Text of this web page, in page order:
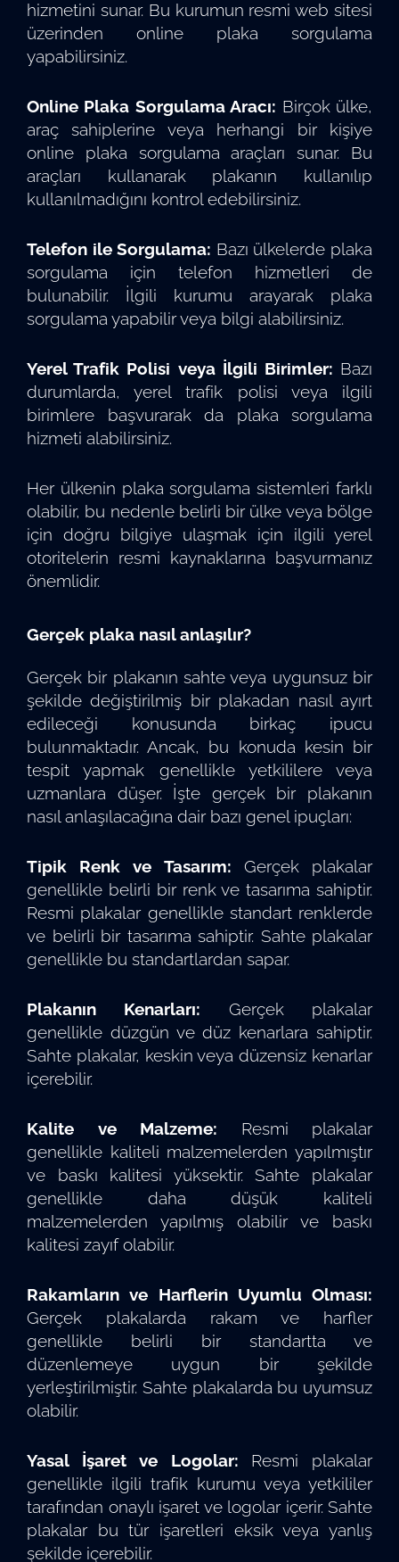
hizmetini sunar. Bu kurumun resmi web sitesi
üzerinden online plaka sorgulama
yapabilirsiniz.
Online Plaka Sorgulama Aracı: Birçok ülke,
araç sahiplerine veya herhangi bir kişiye
online plaka sorgulama araçları sunar. Bu
araçları kullanarak plakanın kullanılıp
kullanılmadığını kontrol edebilirsiniz.
Telefon ile Sorgulama: Bazı ülkelerde plaka
sorgulama için telefon hizmetleri de
bulunabilir. İlgili kurumu arayarak plaka
sorgulama yapabilir veya bilgi alabilirsiniz.
Yerel Trafik Polisi veya İlgili Birimler: Bazı
durumlarda, yerel trafik polisi veya ilgili
birimlere başvurarak da plaka sorgulama
hizmeti alabilirsiniz.
Her ülkenin plaka sorgulama sistemleri farklı
olabilir, bu nedenle belirli bir ülke veya bölge
için doğru bilgiye ulaşmak için ilgili yerel
otoritelerin resmi kaynaklarına başvurmanız
önemlidir.
Gerçek plaka nasıl anlaşılır?
Gerçek bir plakanın sahte veya uygunsuz bir
şekilde değiştirilmiş bir plakadan nasıl ayırt
edileceği konusunda birkaç ipucu
bulunmaktadır. Ancak, bu konuda kesin bir
tespit yapmak genellikle yetkililere veya
uzmanlara düşer. İşte gerçek bir plakanın
nasıl anlaşılacağına dair bazı genel ipuçları:
Tipik Renk ve Tasarım: Gerçek plakalar
genellikle belirli bir renk ve tasarıma sahiptir.
Resmi plakalar genellikle standart renklerde
ve belirli bir tasarıma sahiptir. Sahte plakalar
genellikle bu standartlardan sapar.
Plakanın Kenarları: Gerçek plakalar
genellikle düzgün ve düz kenarlara sahiptir.
Sahte plakalar, keskin veya düzensiz kenarlar
içerebilir.
Kalite ve Malzeme: Resmi plakalar
genellikle kaliteli malzemelerden yapılmıştır
ve baskı kalitesi yüksektir. Sahte plakalar
genellikle daha düşük kaliteli
malzemelerden yapılmış olabilir ve baskı
kalitesi zayıf olabilir.
Rakamların ve Harflerin Uyumlu Olması:
Gerçek plakalarda rakam ve harfler
genellikle belirli bir standartta ve
düzenlemeye uygun bir şekilde
yerleştirilmiştir. Sahte plakalarda bu uyumsuz
olabilir.
Yasal İşaret ve Logolar: Resmi plakalar
genellikle ilgili trafik kurumu veya yetkililer
tarafından onaylı işaret ve logolar içerir. Sahte
plakalar bu tür işaretleri eksik veya yanlış
şekilde içerebilir.